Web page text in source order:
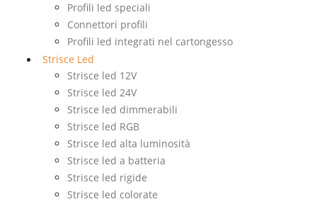
Profili led speciali
Connettori profili
Profili led integrati nel cartongesso
Strisce Led
Strisce led 12V
Strisce led 24V
Strisce led dimmerabili
Strisce led RGB
Strisce led alta luminosità
Strisce led a batteria
Strisce led rigide
Strisce led colorate